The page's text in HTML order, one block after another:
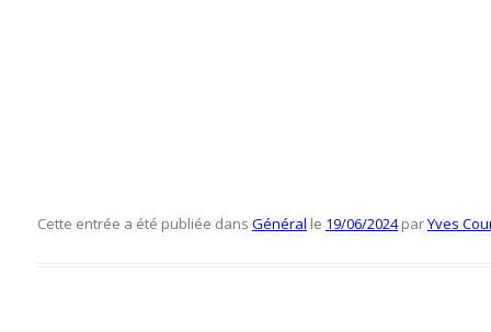
Cette entrée a été publiée dans Général le 19/06/2024 parYves